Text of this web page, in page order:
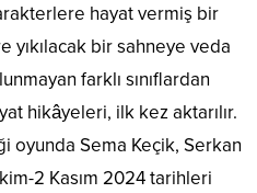
hayat vermiş bir
yıkılacak bir sahneye veda
farklı sınıflardan
hikâyeleri, ilk kez aktarılır.
oyunda Sema Keçik, Serkan
2 Kasım 2024 tarihleri